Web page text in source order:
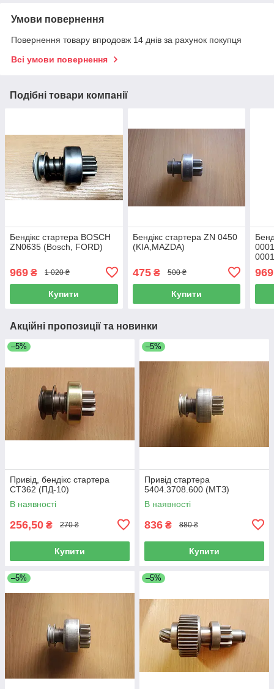
Умови повернення
Повернення товару впродовж 14 днів за рахунок покупця
Всі умови повернення
Подібні товари компанії
Бендікс стартера BOSCH
ZN0635 (Bosch, FORD)
969 ₴ 1 020 ₴
Купити
Бендікс стартера ZN 0450
(KIA,MAZDA)
475₴ 500 ₴
Купити
969
Акційні пропозиції та новинки
–5%
Привід, бендікс стартера
СТ362 (ПД-10)
В наявності
256,50 ₴ 270 ₴
Купити
–5%
Привід стартера
5404.3708.600 (МТЗ)
В наявності
836 ₴ 880 ₴
Купити
–5% –5%